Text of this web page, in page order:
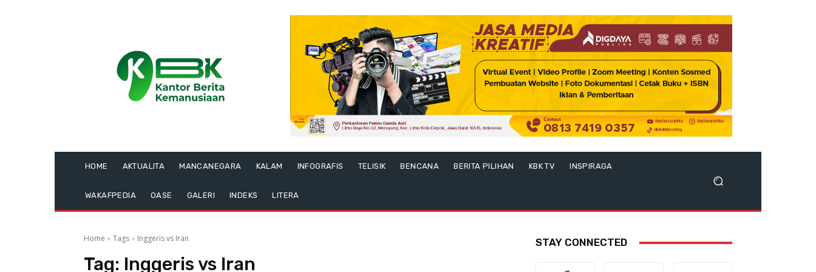
HOME AKTUALITA MANCANEGARA KALAM INFOGRAFIS TELISIK BENCANA BERITA PILIHAN KBK TV INSPIRAGA
WAKAFPEDIA OASE GALERI INDEKS LITERA
Home Tags Inggeris vs Iran
Tag: Inggeris vs Iran
STAY CONNECTED